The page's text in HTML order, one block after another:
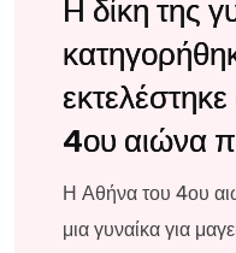
Η δίκη της
4ου αιώνα
Η Αθήνα του 4ου
μια γυναίκα για